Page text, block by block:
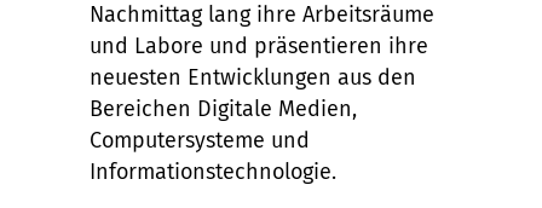
Nachmittag lang ihre Arbeitsräume
und Labore und präsentieren ihre
neuesten Entwicklungen aus den
Bereichen Digitale Medien,
Computersysteme und
Informationstechnologie.